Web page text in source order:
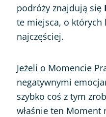
podróży znajdują się
te miejsca, o których
najczęściej.
Jeżeli o Momencie
negatywnymi
szybko coś z tym
właśnie ten Moment